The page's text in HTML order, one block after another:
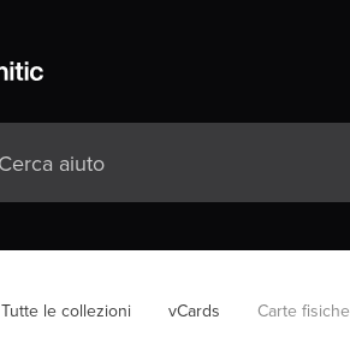
Tutte le collezioni vCards Carte fisiche